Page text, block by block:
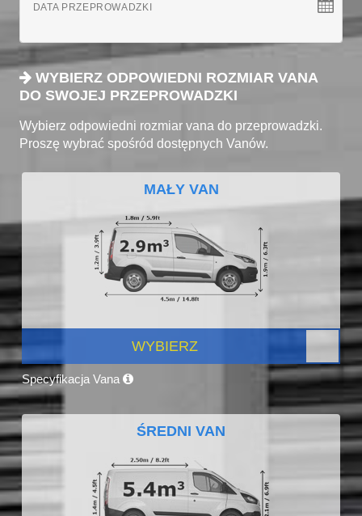
DATA PRZEPROWADZKI
WYBIERZ ODPOWIEDNI ROZMIAR VANA
DO SWOJEJ PRZEPROWADZKI
Wybierz odpowiedni rozmiar vana do przeprowadzki.
Proszę wybrać spośród dostępnych Vanów.
MAŁY VAN
WYBIERZ
Specyfikacja Vana
ŚREDNI VAN